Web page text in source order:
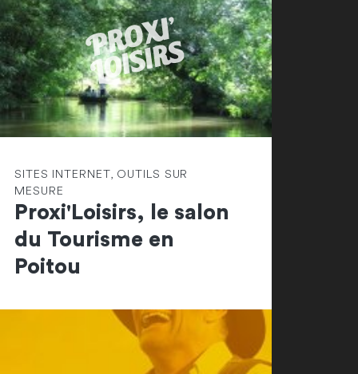
SITES INTERNET, OUTILS SUR
MESURE
Proxi'Loisirs, le salon
du Tourisme en
Poitou